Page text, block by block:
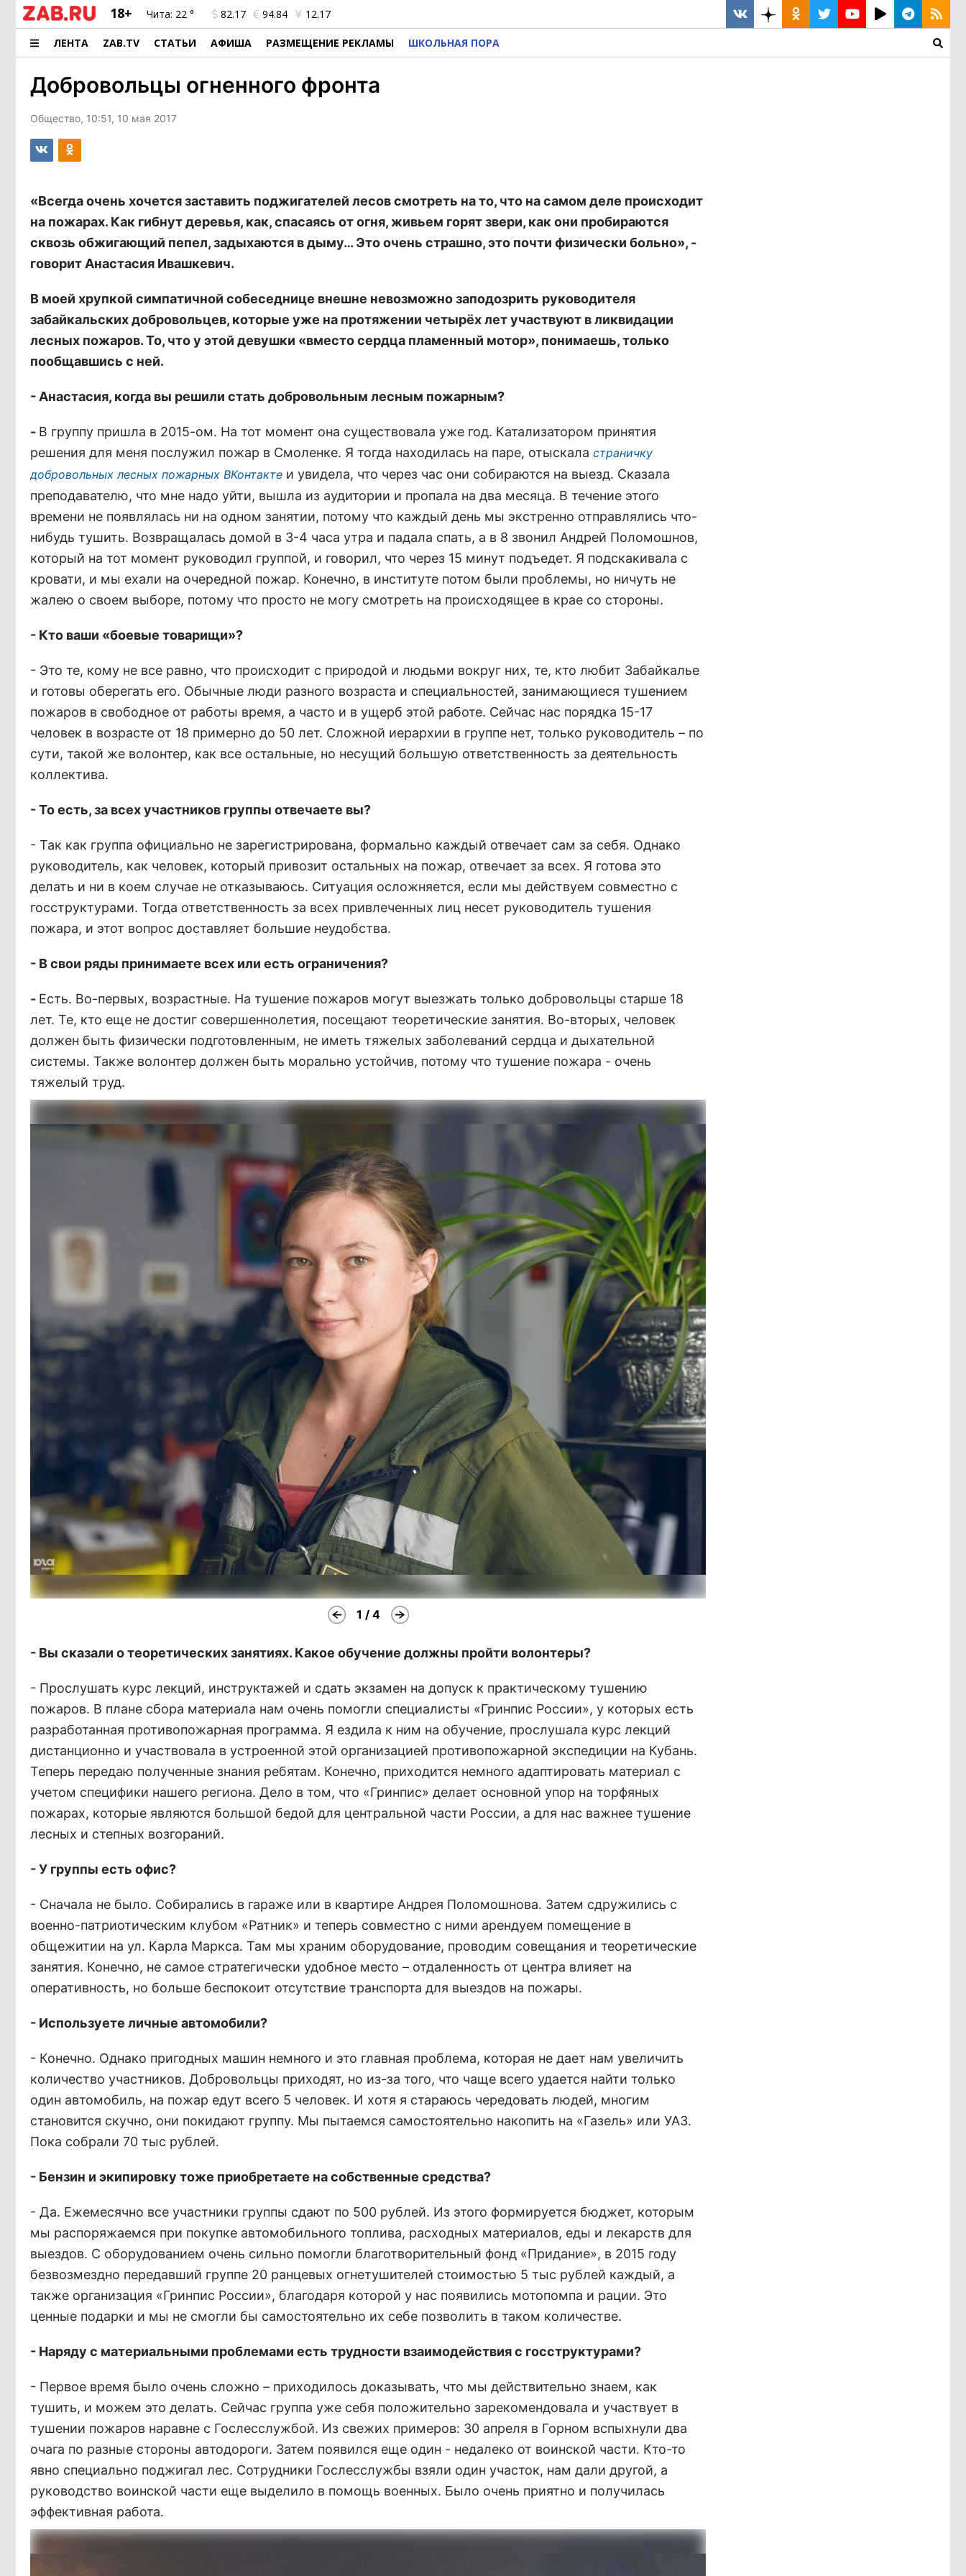
18+ Чита: 22 ° 82.17 94.84 12.17
ЛЕНТА ZAB.TV СТАТЬИ АФИША РАЗМЕЩЕНИЕ РЕКЛАМЫ ШКОЛЬНАЯ ПОРА
Добровольцы огненного фронта
Общество, 10:51, 10 мая 2017
«Всегда очень хочется заставить поджигателей лесов смотреть на то, что на самом деле происходит
на пожарах. Как гибнут деревья, как, спасаясь от огня, живьем горят звери, как они пробираются
сквозь обжигающий пепел, задыхаются в дыму… Это очень страшно, это почти физически больно», -
говорит Анастасия Ивашкевич.
В моей хрупкой симпатичной собеседнице внешне невозможно заподозрить руководителя
забайкальских добровольцев, которые уже на протяжении четырёх лет участвуют в ликвидации
лесных пожаров. То, что у этой девушки «вместо сердца пламенный мотор», понимаешь, только
пообщавшись с ней.
- Анастасия, когда вы решили стать добровольным лесным пожарным?
- В группу пришла в 2015-ом. На тот момент она существовала уже год. Катализатором принятия
решения для меня послужил пожар в Смоленке. Я тогда находилась на паре, отыскала страничку
добровольных лесных пожарных ВКонтакте и увидела, что через час они собираются на выезд. Сказала
преподавателю, что мне надо уйти, вышла из аудитории и пропала на два месяца. В течение этого
времени не появлялась ни на одном занятии, потому что каждый день мы экстренно отправлялись что-
нибудь тушить. Возвращалась домой в 3-4 часа утра и падала спать, а в 8 звонил Андрей Поломошнов,
который на тот момент руководил группой, и говорил, что через 15 минут подъедет. Я подскакивала с
кровати, и мы ехали на очередной пожар. Конечно, в институте потом были проблемы, но ничуть не
жалею о своем выборе, потому что просто не могу смотреть на происходящее в крае со стороны.
- Кто ваши «боевые товарищи»?
- Это те, кому не все равно, что происходит с природой и людьми вокруг них, те, кто любит Забайкалье
и готовы оберегать его. Обычные люди разного возраста и специальностей, занимающиеся тушением
пожаров в свободное от работы время, а часто и в ущерб этой работе. Сейчас нас порядка 15-17
человек в возрасте от 18 примерно до 50 лет. Сложной иерархии в группе нет, только руководитель – по
сути, такой же волонтер, как все остальные, но несущий большую ответственность за деятельность
коллектива.
- То есть, за всех участников группы отвечаете вы?
- Так как группа официально не зарегистрирована, формально каждый отвечает сам за себя. Однако
руководитель, как человек, который привозит остальных на пожар, отвечает за всех. Я готова это
делать и ни в коем случае не отказываюсь. Ситуация осложняется, если мы действуем совместно с
госструктурами. Тогда ответственность за всех привлеченных лиц несет руководитель тушения
пожара, и этот вопрос доставляет большие неудобства.
- В свои ряды принимаете всех или есть ограничения?
- Есть. Во-первых, возрастные. На тушение пожаров могут выезжать только добровольцы старше 18
лет. Те, кто еще не достиг совершеннолетия, посещают теоретические занятия. Во-вторых, человек
должен быть физически подготовленным, не иметь тяжелых заболеваний сердца и дыхательной
системы. Также волонтер должен быть морально устойчив, потому что тушение пожара - очень
тяжелый труд.
1 / 4
- Вы сказали о теоретических занятиях. Какое обучение должны пройти волонтеры?
- Прослушать курс лекций, инструктажей и сдать экзамен на допуск к практическому тушению
пожаров. В плане сбора материала нам очень помогли специалисты «Гринпис России», у которых есть
разработанная противопожарная программа. Я ездила к ним на обучение, прослушала курс лекций
дистанционно и участвовала в устроенной этой организацией противопожарной экспедиции на Кубань.
Теперь передаю полученные знания ребятам. Конечно, приходится немного адаптировать материал с
учетом специфики нашего региона. Дело в том, что «Гринпис» делает основной упор на торфяных
пожарах, которые являются большой бедой для центральной части России, а для нас важнее тушение
лесных и степных возгораний.
- У группы есть офис?
- Сначала не было. Собирались в гараже или в квартире Андрея Поломошнова. Затем сдружились с
военно-патриотическим клубом «Ратник» и теперь совместно с ними арендуем помещение в
общежитии на ул. Карла Маркса. Там мы храним оборудование, проводим совещания и теоретические
занятия. Конечно, не самое стратегически удобное место – отдаленность от центра влияет на
оперативность, но больше беспокоит отсутствие транспорта для выездов на пожары.
- Используете личные автомобили?
- Конечно. Однако пригодных машин немного и это главная проблема, которая не дает нам увеличить
количество участников. Добровольцы приходят, но из-за того, что чаще всего удается найти только
один автомобиль, на пожар едут всего 5 человек. И хотя я стараюсь чередовать людей, многим
становится скучно, они покидают группу. Мы пытаемся самостоятельно накопить на «Газель» или УАЗ.
Пока собрали 70 тыс рублей.
- Бензин и экипировку тоже приобретаете на собственные средства?
- Да. Ежемесячно все участники группы сдают по 500 рублей. Из этого формируется бюджет, которым
мы распоряжаемся при покупке автомобильного топлива, расходных материалов, еды и лекарств для
выездов. С оборудованием очень сильно помогли благотворительный фонд «Придание», в 2015 году
безвозмездно передавший группе 20 ранцевых огнетушителей стоимостью 5 тыс рублей каждый, а
также организация «Гринпис России», благодаря которой у нас появились мотопомпа и рации. Это
ценные подарки и мы не смогли бы самостоятельно их себе позволить в таком количестве.
- Наряду с материальными проблемами есть трудности взаимодействия с госструктурами?
- Первое время было очень сложно – приходилось доказывать, что мы действительно знаем, как
тушить, и можем это делать. Сейчас группа уже себя положительно зарекомендовала и участвует в
тушении пожаров наравне с Гослесслужбой. Из свежих примеров: 30 апреля в Горном вспыхнули два
очага по разные стороны автодороги. Затем появился еще один - недалеко от воинской части. Кто-то
явно специально поджигал лес. Сотрудники Гослесслужбы взяли один участок, нам дали другой, а
руководство воинской части еще выделило в помощь военных. Было очень приятно и получилась
эффективная работа.